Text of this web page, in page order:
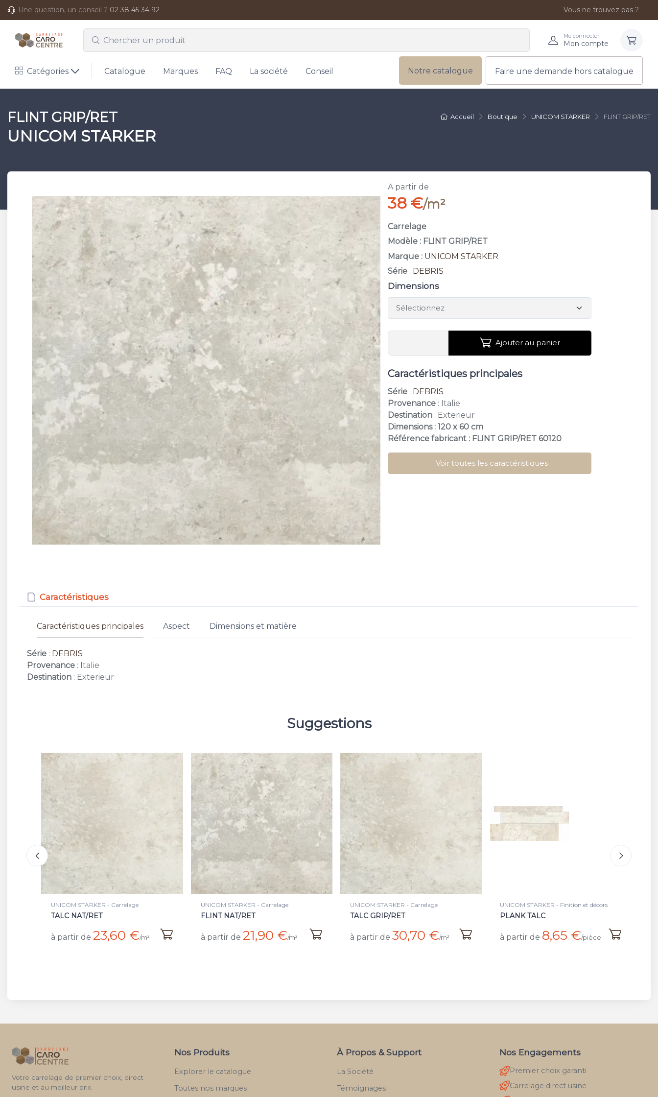
Une question, un conseil ? 02 38 45 34 92 Vous ne trouvez pas ?
Me connecter
Mon compte
Catégories Catalogue Marques FAQ La société Conseil Notre catalogue Faire une demande hors catalogue
Accueil Boutique UNICOM STARKER FLINT GRIP/RET
FLINT GRIP/RET
UNICOM STARKER
A partir de
38 €/m²
Carrelage
Modèle : FLINT GRIP/RET
Marque : UNICOM STARKER
Série : DEBRIS
Dimensions
Ajouter au panier
Caractéristiques principales
Série : DEBRIS
Provenance : Italie
Destination : Exterieur
Dimensions : 120 x 60 cm
Référence fabricant : FLINT GRIP/RET 60120
Voir toutes les caractéristiques
Caractéristiques
Caractéristiques principales Aspect Dimensions et matière
Série : DEBRIS
Provenance : Italie
Destination : Exterieur
Suggestions
UNICOM STARKER - Carrelage
FLINT NAT/RET
à partir de 21,90 €/m²
UNICOM STARKER - Carrelage
TALC GRIP/RET
à partir de 30,70 €/m²
UNICOM STARKER - Finition et décors
PLANK TALC
à partir de 8,65 €/pièce
UNICOM STARKER - Finition et décors
HEXAGON TALC
à partir de 10,25 €/pièce
Votre carrelage de premier choix, direct
usine et au meilleur prix.
Nos Produits
Explorer le catalogue
Toutes nos marques
À Propos & Support
La Société
Témoignages
Nos Engagements
Premier choix garanti
Carrelage direct usine